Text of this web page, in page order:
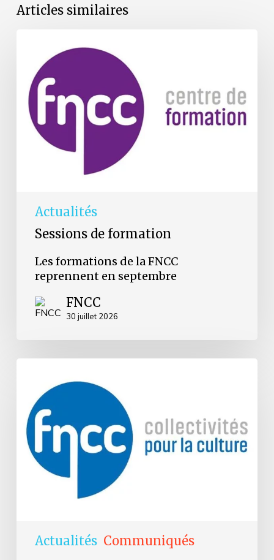
Articles similaires
Actualités
Sessions de formation
FNCC
reprennent
septembre
Les formations de la FNCC
reprennent en septembre
FNCC
30 juillet 2026
Actualités Communiqués
FNCC
réaffirme
son
attachement
diffusion